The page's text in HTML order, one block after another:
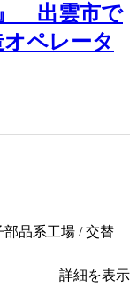
』 出雲市で
ペレータ
品系工場 / 交替
詳細を表示